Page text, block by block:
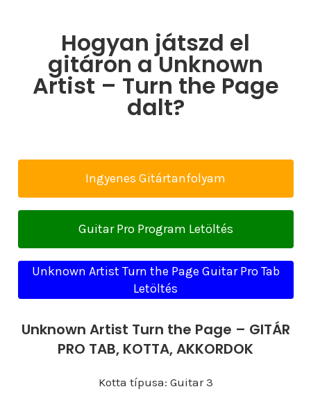
Hogyan játszd el
gitáron a Unknown
Artist – Turn the Page
dalt?
Ingyenes Gitártanfolyam
Guitar Pro Program Letöltés
Unknown Artist Turn the Page Guitar Pro Tab
Letöltés
Unknown Artist Turn the Page – GITÁR
PRO TAB, KOTTA, AKKORDOK
Kotta típusa: Guitar 3